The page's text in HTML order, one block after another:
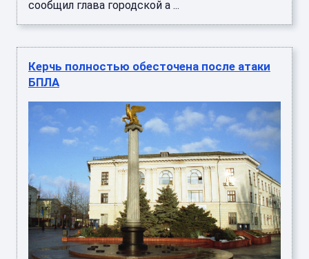
сообщил глава городской а ...
Керчь полностью обесточена после атаки
БПЛА